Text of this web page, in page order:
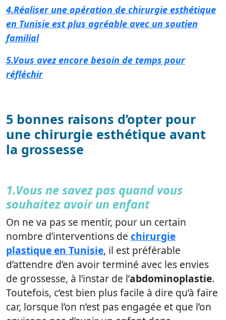
4.Réaliser une opération de chirurgie esthétique
en Tunisie est plus agréable avec un soutien
familial
5.Vous avez encore besoin de temps pour
réfléchir
5 bonnes raisons d’opter pour
une chirurgie esthétique avant
la grossesse
1.Vous ne savez pas quand vous
souhaitez avoir un enfant
On ne va pas se mentir, pour un certain
nombre d’interventions de chirurgie
plastique en Tunisie, il est préférable
d’attendre d’en avoir terminé avec les envies
de grossesse, à l’instar de l’abdominoplastie.
Toutefois, c’est bien plus facile à dire qu’à faire
car, lorsque l’on n’est pas engagée et que l’on